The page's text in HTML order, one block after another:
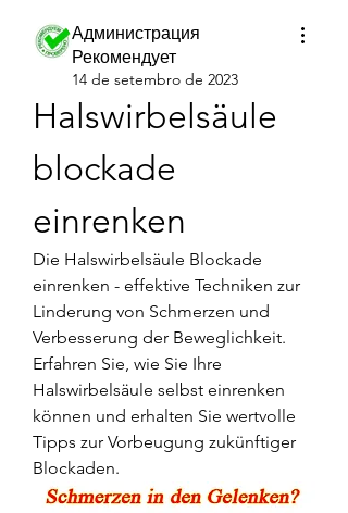
Администрация
Рекомендует
14 de setembro de 2023
Halswirbelsäule
blockade
einrenken
Die Halswirbelsäule Blockade
einrenken - effektive Techniken zur
Linderung von Schmerzen und
Verbesserung der Beweglichkeit.
Erfahren Sie, wie Sie Ihre
Halswirbelsäule selbst einrenken
können und erhalten Sie wertvolle
Tipps zur Vorbeugung zukünftiger
Blockaden.